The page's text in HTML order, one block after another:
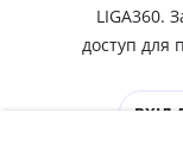
LIGA360.
доступ для
ВХІД
ХОЧУ